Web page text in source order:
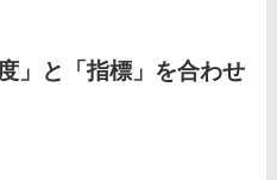
」と「指標」を合わせ